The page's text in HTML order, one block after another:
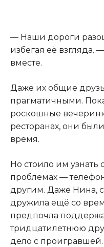
— Наши дороги
избегая её взгляда.
вместе.
Даже их общие
прагматичными.
роскошные
ресторанах, они
время.
Но стоило им узнать
проблемах —
другим. Даже Нина,
дружила ещё со
предпочла
тридцатилетнюю
дело с проигравшей.